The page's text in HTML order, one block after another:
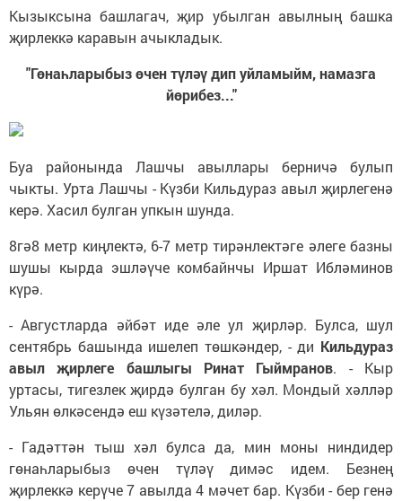
Кызыксына башлагач, җир убылган авылның башка
җирлеккә каравын ачыкладык.
"Гөнаһларыбыз өчен түләү дип уйламыйм, намазга
йөрибез..."
Буа районында Лашчы авыллары берничә булып
чыкты. Урта Лашчы - Күзби Кильдураз авыл җирлегенә
керә. Хасил булган упкын шунда.
8гә8 метр киңлектә, 6-7 метр тирәнлектәге әлеге базны
шушы кырда эшләүче комбайнчы Иршат Ибләминов
күрә.
- Августларда әйбәт иде әле ул җирләр. Булса, шул
сентябрь башында ишелеп төшкәндер, - ди Кильдураз
авыл җирлеге башлыгы Ринат Гыймранов. - Кыр
уртасы, тигезлек җирдә булган бу хәл. Мондый хәлләр
Ульян өлкәсендә еш күзәтелә, диләр.
- Гадәттән тыш хәл булса да, мин моны ниндидер
гөнаһларыбыз өчен түләү димәс идем. Безнең
җирлеккә керүче 7 авылда 4 мәчет бар. Күзби - бер генә